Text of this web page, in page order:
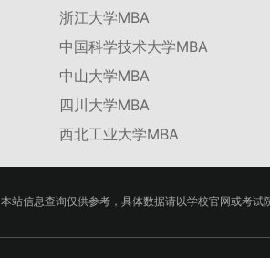
浙江大学MBA
中国科学技术大学MBA
中山大学MBA
四川大学MBA
西北工业大学MBA
本站信息查询仅供参考，具体数据请以学校官网或考试